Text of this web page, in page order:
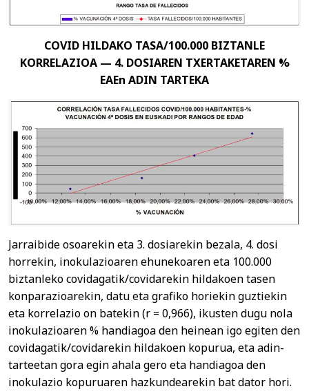
COVID HILDAKO TASA/100.000 BIZTANLE
KORRELAZIOA — 4. DOSIAREN TXERTAKETAREN %
EAEn ADIN TARTEKA
Jarraibide osoarekin eta 3. dosiarekin bezala, 4. dosi
horrekin, inokulazioaren ehunekoaren eta 100.000
biztanleko covidagatik/covidarekin hildakoen tasen
konparazioarekin, datu eta grafiko horiekin guztiekin
eta korrelazio on batekin (r = 0,966), ikusten dugu nola
inokulazioaren % handiagoa den heinean igo egiten den
covidagatik/covidarekin hildakoen kopurua, eta adin-
tarteetan gora egin ahala gero eta handiagoa den
inokulazio kopuruaren hazkundearekin bat dator hori.